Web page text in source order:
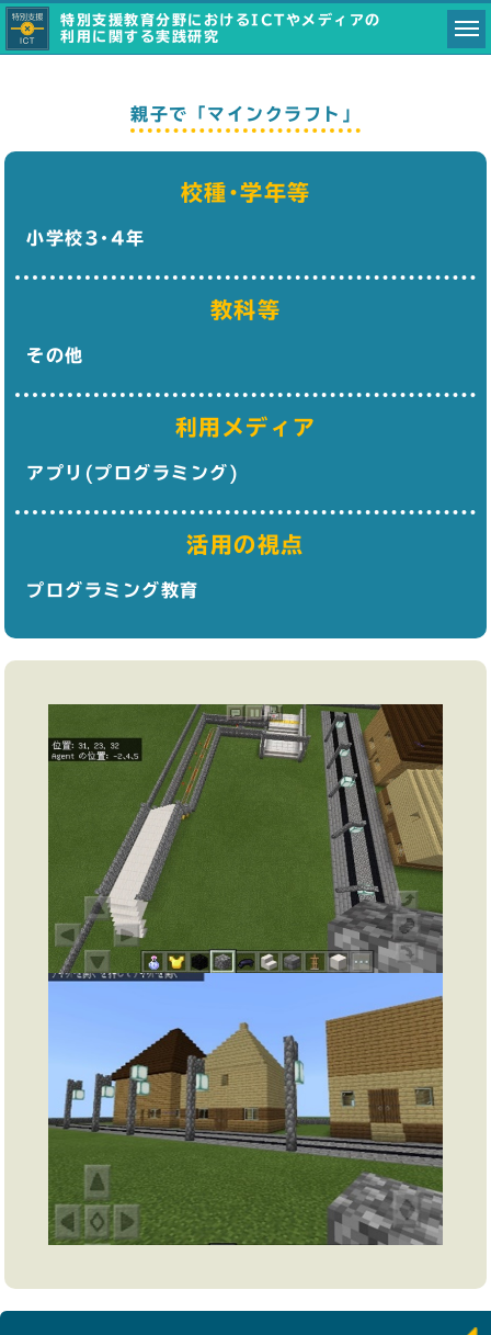
特別支援教育分野におけるICTやメディアの
利用に関する実践研究
親子で「マインクラフト」
校種･学年等
小学校3･4年
教科等
その他
利用メディア
アプリ(プログラミング)
活用の視点
プログラミング教育